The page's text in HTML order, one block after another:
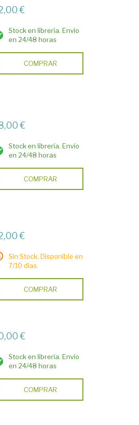
€
Stock en librería. Envío
en 24/48 horas
COMPRAR
€
Stock en librería. Envío
en 24/48 horas
COMPRAR
€
Sin Stock. Disponible en
7/10 días.
COMPRAR
€
Stock en librería. Envío
en 24/48 horas
COMPRAR